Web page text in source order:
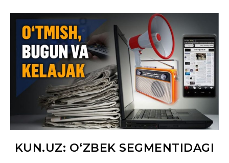
KUN.UZ: O‘ZBEK SEGMENTIDAGI